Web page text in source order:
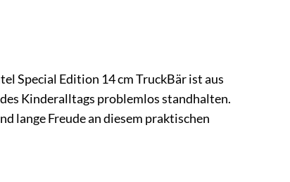
Special Edition 14 cm TruckBär ist aus
Kinderalltags problemlos standhalten.
lange Freude an diesem praktischen